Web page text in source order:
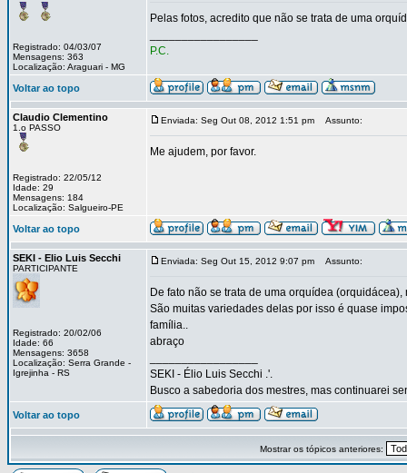
Registrado: 04/03/07
Mensagens: 363
Localização: Araguari - MG
Pelas fotos, acredito que não se trata de uma
P.C.
Voltar ao topo
Claudio Clementino
1.o PASSO
Registrado: 22/05/12
Idade: 29
Mensagens: 184
Localização: Salgueiro-PE
Enviada: Seg Out 08, 2012 1:51 pm Assunto:
Me ajudem, por favor.
Voltar ao topo
SEKI - Elio Luis Secchi
PARTICIPANTE
Registrado: 20/02/06
Idade: 66
Mensagens: 3658
Localização: Serra Grande -
Igrejinha - RS
Enviada: Seg Out 15, 2012 9:07 pm Assunto:
De fato não se trata de uma orquídea
São muitas variedades delas por isso é quase
família..
abraço
SEKI - Élio Luis Secchi .'.
Busco a sabedoria dos mestres, mas continuarei
Voltar ao topo
Mostrar os tópicos anteriores: